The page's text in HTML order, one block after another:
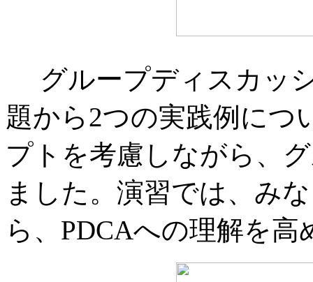
グループディスカッ
題から2つの実践例につ
プトを考慮しながら、
ました。演習では、み
ら、PDCAへの理解を